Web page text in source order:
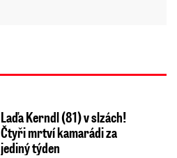
Laďa Kerndl (81) v slzách!
Čtyři mrtví kamarádi za
jediný týden